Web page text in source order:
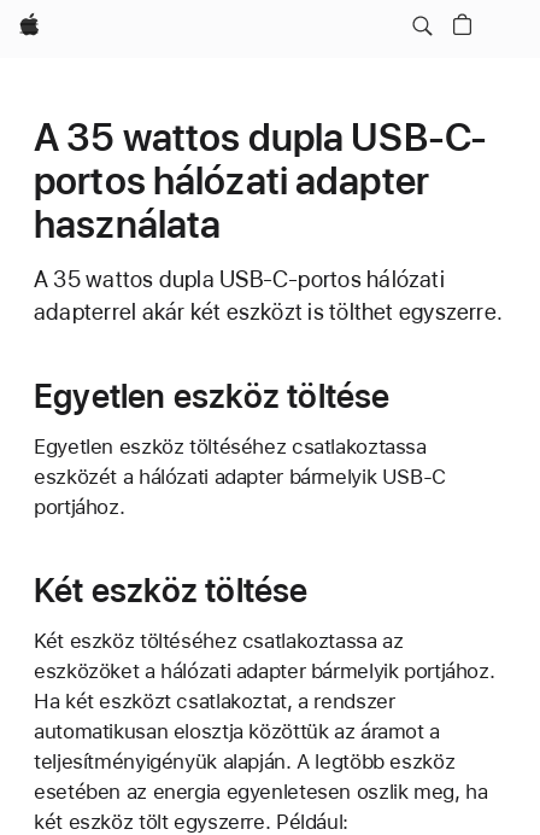
Apple
A 35 wattos dupla USB-C-
portos hálózati adapter
használata
A 35 wattos dupla USB-C-portos hálózati
adapterrel akár két eszközt is tölthet egyszerre.
Egyetlen eszköz töltése
Egyetlen eszköz töltéséhez csatlakoztassa
eszközét a hálózati adapter bármelyik USB-C
portjához.
Két eszköz töltése
Két eszköz töltéséhez csatlakoztassa az
eszközöket a hálózati adapter bármelyik portjához.
Ha két eszközt csatlakoztat, a rendszer
automatikusan elosztja közöttük az áramot a
teljesítményigényük alapján. A legtöbb eszköz
esetében az energia egyenletesen oszlik meg, ha
két eszköz tölt egyszerre. Például: